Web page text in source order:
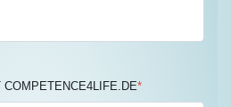
COMPETENCE4LIFE.DE*